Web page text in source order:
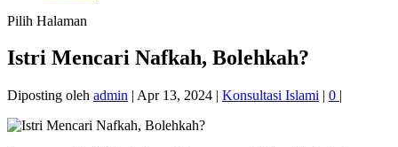
Pilih Halaman
Istri Mencari Nafkah, Bolehkah?
Diposting oleh admin | Apr 13, 2024 | Konsultasi Islami | 0 |